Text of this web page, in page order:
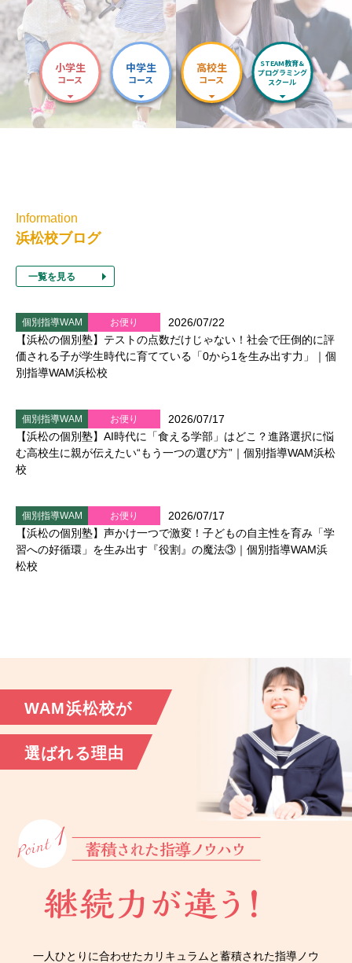
小学生
コース
中学生
コース
高校生
コース
STEAM教育&
プログラミング
スクール
Information
浜松校ブログ
一覧を見る
個別指導WAM お便り
2026/07/22
【浜松の個別塾】テストの点数だけじゃない！社会で圧倒的に評
価される子が学生時代に育てている「0から1を生み出す力」｜個
別指導WAM浜松校
個別指導WAM お便り
2026/07/17
【浜松の個別塾】AI時代に「食える学部」はどこ？進路選択に悩
む高校生に親が伝えたい“もう一つの選び方”｜個別指導WAM浜松
校
個別指導WAM お便り
2026/07/17
【浜松の個別塾】声かけ一つで激変！子どもの自主性を育み「学
習への好循環」を生み出す『役割』の魔法③｜個別指導WAM浜
松校
WAM浜松校が
選ばれる理由
一人ひとりに合わせたカリキュラムと蓄積された指導ノウ